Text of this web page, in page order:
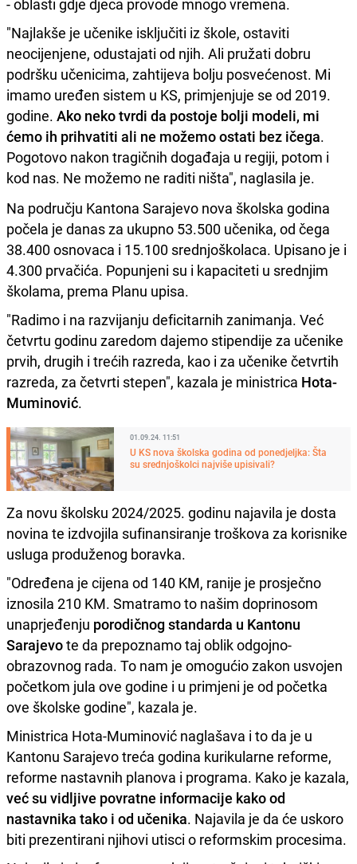
"Najlakše je učenike isključiti iz škole, ostaviti
neocijenjene, odustajati od njih. Ali pružati dobru
podršku učenicima, zahtijeva bolju posvećenost. Mi
imamo uređen sistem u KS, primjenjuje se od 2019.
godine. Ako neko tvrdi da postoje bolji modeli, mi
ćemo ih prihvatiti ali ne možemo ostati bez ičega.
Pogotovo nakon tragičnih događaja u regiji, potom i
kod nas. Ne možemo ne raditi ništa", naglasila je.
Na području Kantona Sarajevo nova školska godina
počela je danas za ukupno 53.500 učenika, od čega
38.400 osnovaca i 15.100 srednjoškolaca. Upisano je i
4.300 prvačića. Popunjeni su i kapaciteti u srednjim
školama, prema Planu upisa.
"Radimo i na razvijanju deficitarnih zanimanja. Već
četvrtu godinu zaredom dajemo stipendije za učenike
prvih, drugih i trećih razreda, kao i za učenike četvrtih
razreda, za četvrti stepen", kazala je ministrica Hota-
Muminović.
01.09.24. 11:51
U KS nova školska godina od ponedjeljka: Šta
su srednjoškolci najviše upisivali?
Za novu školsku 2024/2025. godinu najavila je dosta
novina te izdvojila sufinansiranje troškova za korisnike
usluga produženog boravka.
"Određena je cijena od 140 KM, ranije je prosječno
iznosila 210 KM. Smatramo to našim doprinosom
unaprjeđenju porodičnog standarda u Kantonu
Sarajevote da prepoznamo taj oblik odgojno-
obrazovnog rada. To nam je omogućio zakon usvojen
početkom jula ove godine i u primjeni je od početka
ove školske godine", kazala je.
Ministrica Hota-Muminović naglašava i to da je u
Kantonu Sarajevo treća godina kurikularne reforme,
reforme nastavnih planova i programa. Kako je kazala,
već su vidljive povratne informacije kako od
nastavnika tako i od učenika. Najavila je da će uskoro
biti prezentirani njihovi utisci o reformskim procesima.